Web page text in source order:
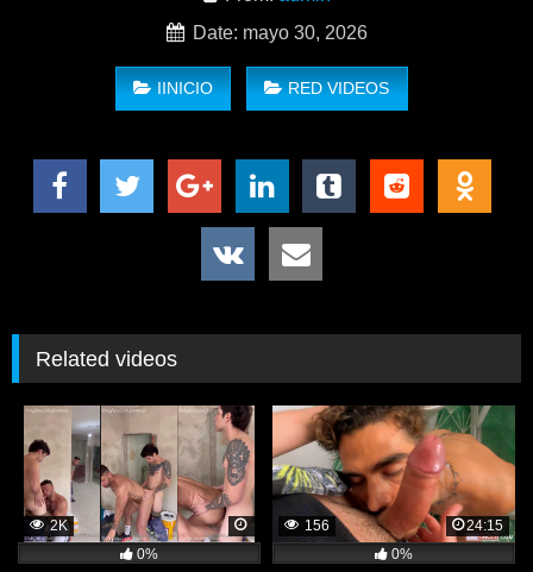
Date: mayo 30, 2026
IINICIO RED VIDEOS
Related videos
2K
0%
156
24:15
0%